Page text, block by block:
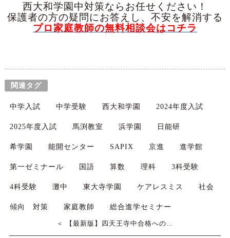
西大和学園中対策ならお任せください！
保護者の方の疑問にお答えし、不安を解消する
プロ家庭教師の無料相談会はコチラ
関連タグ
中学入試 中学受験 西大和学園 2024年度入試
2025年度入試 馬渕教室 浜学園 日能研
希学園 能開センター SAPIX 京進 進学館
第一ゼミナール 国語 算数 理科 3科受験
4科受験 灘中 東大寺学園 ケアレスミス 社会
傾向 対策 家庭教師 総合進学セミナー
＜ 【最新版】四天王寺中合格への…